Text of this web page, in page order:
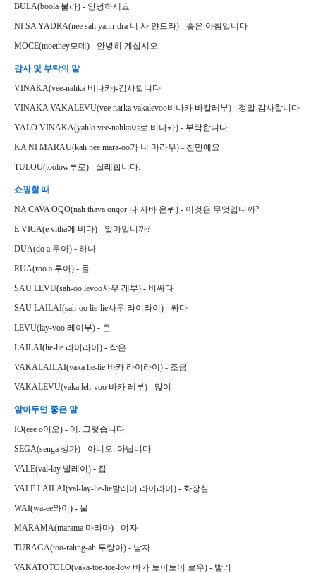
BULA(boola 불라) - 안녕하세요
NI SA YADRA(nee sah yahn-dra 니 사 얀드라) - 좋은 아침입니다
MOCE(moethey모데) - 안녕히 계십시오.
감사 및 부탁의 말
VINAKA(vee-nahka 비나카)-감사합니다
VINAKA VAKALEVU(vee narka vakalevoo비나카 바칼레부) - 정말 감사합니다
YALO VINAKA(yahlo vee-nahka야로 비나카) - 부탁합니다
KA NI MARAU(kah nee mara-oo카 니 마라우) - 천만예요
TULOU(toolow투로) - 실례합니다.
쇼핑할 때
NA CAVA OQO(nah thava onqor 나 자바 온쿼) - 이것은 무엇입니까?
E VICA(e vitha에 비다) - 얼마입니까?
DUA(do a 두아) - 하나
RUA(roo a 루아) - 둘
SAU LEVU(sah-oo levoo사우 레부) - 비싸다
SAU LAILAI(sah-oo lie-lie사우 라이라이) - 싸다
LEVU(lay-voo 레이부) - 큰
LAILAI(lie-lie 라이라이) - 작은
VAKALAILAI(vaka lie-lie 바카 라이라이) - 조금
VAKALEVU(vaka leh-voo 바카 레부) - 많이
알아두면 좋은 말
IO(eee o이오) - 예. 그렇습니다
SEGA(senga 셍가) - 아니오. 아닙니다
VALE(val-lay 발레이) - 집
VALE LAILAI(val-lay-lie-lie발레이 라이라이) - 화장실
WAI(wa-ee와이) - 물
MARAMA(marama 마라마) - 여자
TURAGA(too-rahng-ah 투랑아) - 남자
VAKATOTOLO(vaka-toe-toe-low 바카 토이토이 로우) - 빨리